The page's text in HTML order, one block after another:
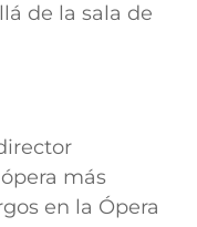
de la sala de
más
en la Ópera